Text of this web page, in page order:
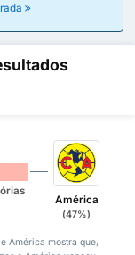
América
(47%)
América mostra que,